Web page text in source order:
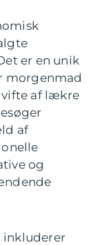
er en unik
morgenmad
af lækre
af
og
inkluderer